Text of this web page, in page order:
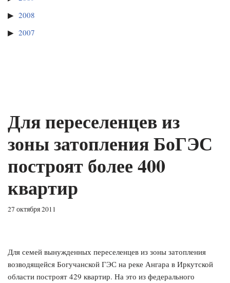
2008
2007
Для переселенцев из
зоны затопления БоГЭС
построят более 400
квартир
27 октября 2011
Для семей вынужденных переселенцев из зоны затопления
возводящейся Богучанской ГЭС на реке Ангара в Иркутской
области построят 429 квартир. На это из федерального